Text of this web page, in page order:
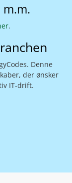
.
Denne
der ønsker
IT-drift.